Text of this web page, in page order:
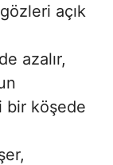
açık
azalır,
bir köşede